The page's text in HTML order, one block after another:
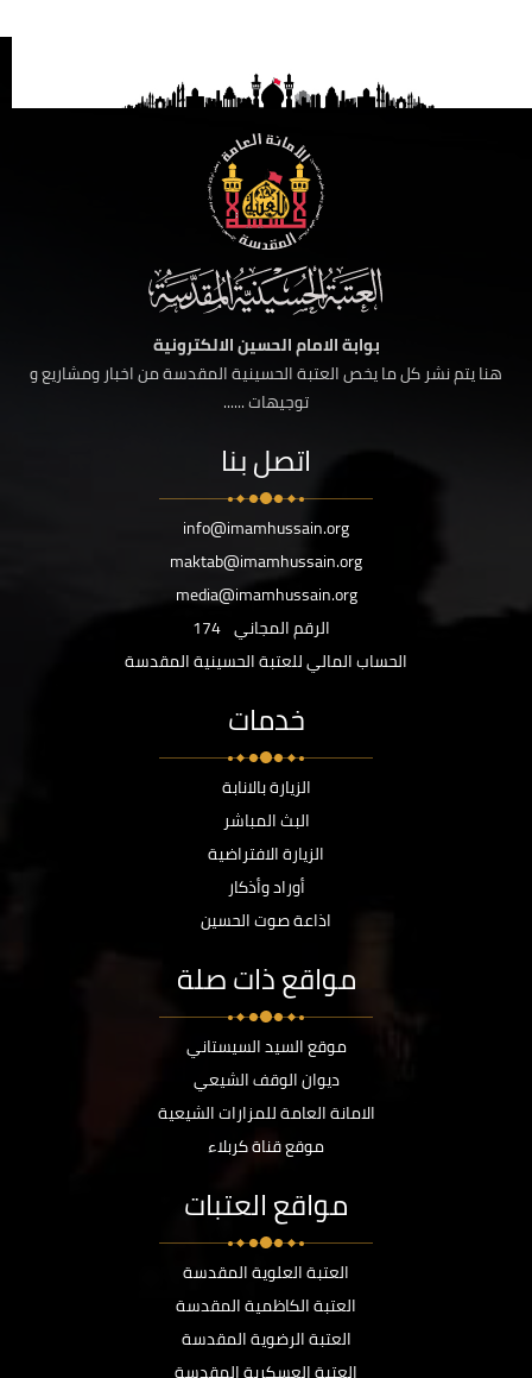
بوابة الامام الحسين الالكترونية
هنا يتم نشر كل ما يخص العتبة الحسينية المقدسة من اخبار ومشاريع و
توجيهات ......
اتصل بنا
info@imamhussain.org
maktab@imamhussain.org
media@imamhussain.org
الرقم المجاني 174
الحساب المالي للعتبة الحسينية المقدسة
خدمات
الزيارة بالانابة
البث المباشر
الزيارة الافتراضية
أوراد وأذكار
اذاعة صوت الحسين
مواقع ذات صلة
موقع السيد السيستاني
ديوان الوقف الشيعي
الامانة العامة للمزارات الشيعية
موقع قناة كربلاء
مواقع العتبات
العتبة العلوية المقدسة
العتبة الكاظمية المقدسة
العتبة الرضوية المقدسة